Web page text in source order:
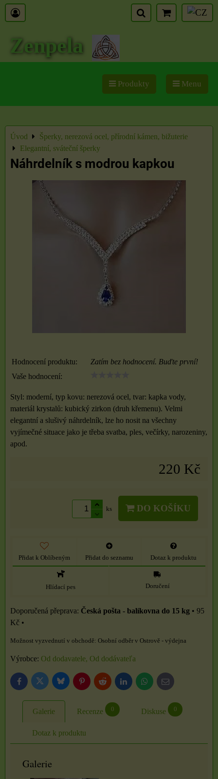
Zenpela
Produkty Menu
Úvod
Šperky, nerezová ocel, přírodní kámen, bižuterie
Elegantní, sváteční šperky
Náhrdelník s modrou kapkou
Hodnocení produktu:
Zatím bez hodnocení. Buďte první!
Vaše hodnocení:
Styl: moderní, typ kovu: nerezová ocel, tvar: kapka vody,
materiál krystalů: kubický zirkon (druh křemenu). Velmi
elegantní a slušivý náhrdelník, lze ho nosit na všechny
vyjímečné situace jako je třeba svatba, ples, večírky, narozeniny,
apod.
220 Kč
ks DO KOŠÍKU
Přidat k Oblíbeným Přidat do seznamu Dotaz k produktu
Hlídací pes Doručení
Česká pošta - balíkovna do 15 kg • 95
Kč •
Osobní odběr v Ostrově - výdejna
Výrobce: Od dodavatele, Od dodávateľa
FacebookTwitter BlueskyPinterestReddit LinkedInWhatsApp
E-
mail
Galerie Recenze 0 Diskuse 0
Dotaz k produktu
Galerie